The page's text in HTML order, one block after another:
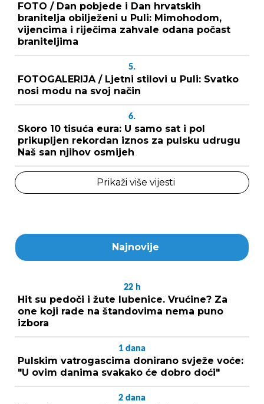
FOTO / Dan pobjede i Dan hrvatskih
branitelja obilježeni u Puli: Mimohodom,
vijencima i riječima zahvale odana počast
braniteljima
5.
FOTOGALERIJA / Ljetni stilovi u Puli: Svatko
nosi modu na svoj način
6.
Skoro 10 tisuća eura: U samo sat i pol
prikupljen rekordan iznos za pulsku udrugu
Naš san njihov osmijeh
Prikaži više vijesti
Najnovije
22 h
Hit su pedoči i žute lubenice. Vrućine? Za
one koji rade na štandovima nema puno
izbora
1 dana
Pulskim vatrogascima donirano svježe voće:
"U ovim danima svakako će dobro doći"
2 dana